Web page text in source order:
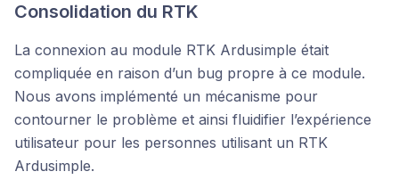
Consolidation du RTK
La connexion au module RTK Ardusimple était
compliquée en raison d’un bug propre à ce module.
Nous avons implémenté un mécanisme pour
contourner le problème et ainsi fluidifier l’expérience
utilisateur pour les personnes utilisant un RTK
Ardusimple.